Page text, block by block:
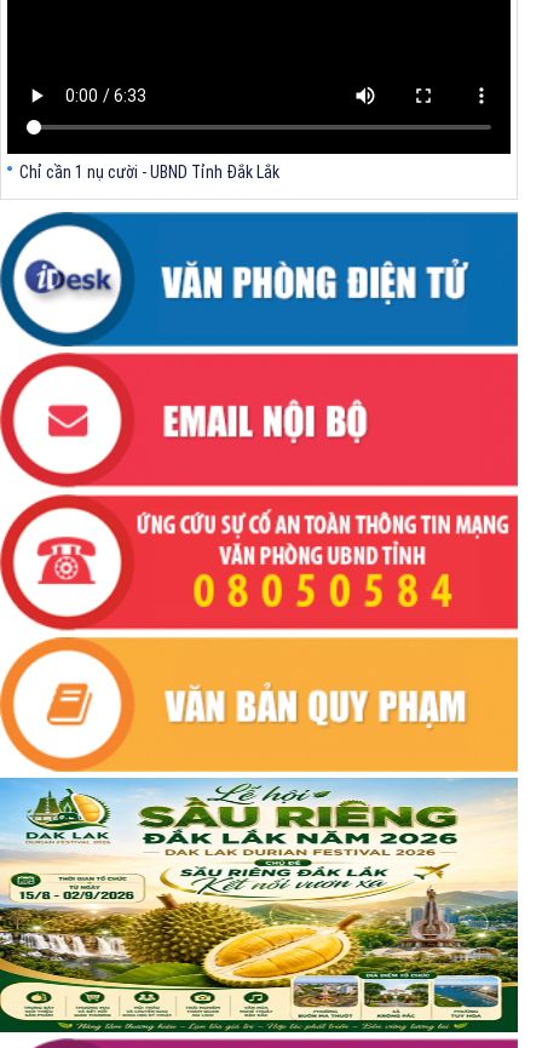
Chỉ cần 1 nụ cười - UBND Tỉnh Đắk Lắk